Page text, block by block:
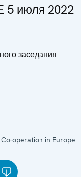
5 июля 2022
заседания
operation in Europe